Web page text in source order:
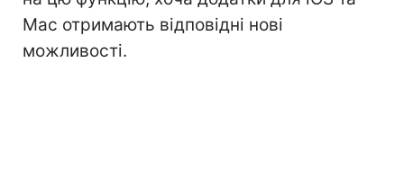
Mac отримають відповідні нові
можливості.